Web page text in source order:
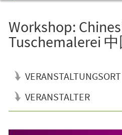
Workshop:
Tuschemalerei
VERANSTALTUNGSORT
VERANSTALTER